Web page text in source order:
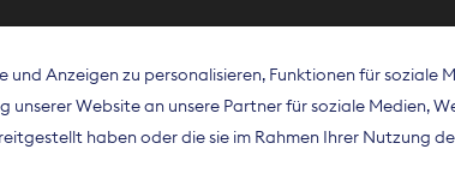
Der Bundesverband
Spitzenorganisation die
Deutschland und auf EU-Ebene.
und Anzeigen zu personalisieren, Funktionen für
unserer Website an unsere Partner für soziale Medien,
haben oder die sie im Rahmen Ihrer Nutzung